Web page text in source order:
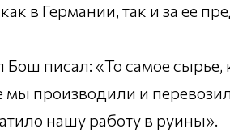
в Германии, так и за ее
писал: «То самое
производили и
нашу работу в руины».